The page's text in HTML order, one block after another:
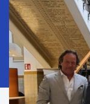
Nieuws